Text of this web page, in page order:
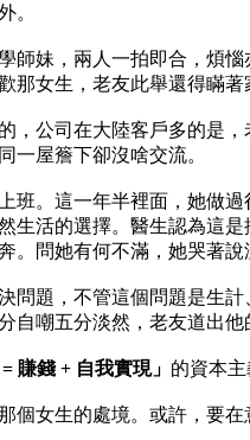
。
師妹，兩人一拍即合，煩
那女生，老友此舉還得瞞
，公司在大陸客戶多的是
一屋簷下卻沒啥交流。
班。這一年半裡面，她做
生活的選擇。醫生認為這
。問她有何不滿，她哭著
問題，不管這個問題是生
自嘲五分淡然，老友道出他
= 賺錢 + 自我實現」 的資本
個女生的處境。或許，要